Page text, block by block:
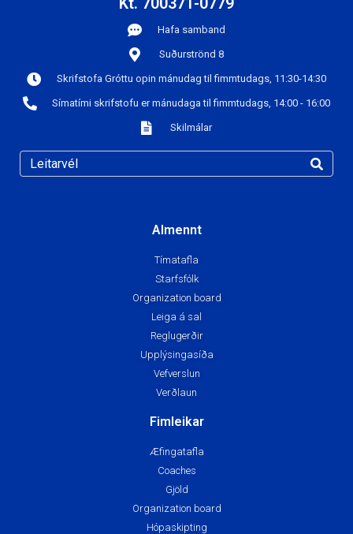
Hafa samband
Suðurströnd 8
Skrifstofa Gróttu opin mánudag til fimmtudags, 11:30-14:30
Símatími skrifstofu er mánudaga til fimmtudags, 14:00 - 16:00
Skilmálar
Almennt
Tímatafla
Starfsfólk
Organization board
Leiga á sal
Reglugerðir
Upplýsingasíða
Vefverslun
Verðlaun
Fimleikar
Æfingatafla
Coaches
Gjöld
Organization board
Hópaskipting